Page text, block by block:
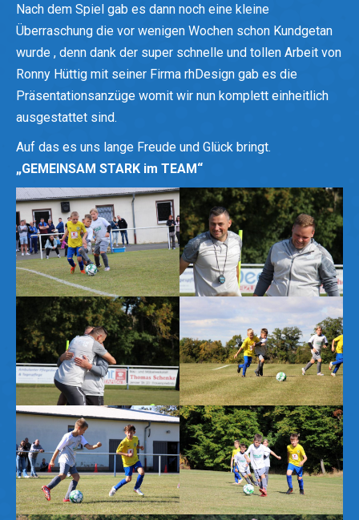
Nach dem Spiel gab es dann noch eine kleine
Überraschung die vor wenigen Wochen schon Kundgetan
wurde , denn dank der super schnelle und tollen Arbeit von
Ronny Hüttig mit seiner Firma rhDesign gab es die
Präsentationsanzüge womit wir nun komplett einheitlich
ausgestattet sind.
Auf das es uns lange Freude und Glück bringt.
„GEMEINSAM STARK im TEAM“